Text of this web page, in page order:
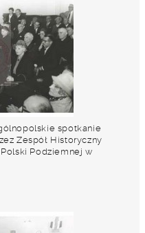
spotkanie
Zespół Historyczny
Podziemnej w